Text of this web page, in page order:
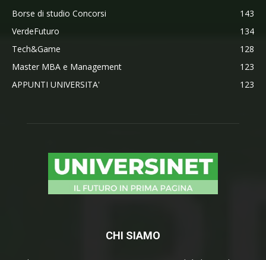
Borse di studio Concorsi
143
VerdeFuturo
134
Tech&Game
128
Master MBA e Management
123
APPUNTI UNIVERSITA'
123
CHI SIAMO